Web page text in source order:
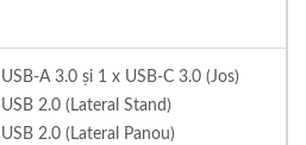
A 3.0 și 1 x USB-C 3.0 (Jos)
2.0 (Lateral Stand)
2.0 (Lateral Panou)